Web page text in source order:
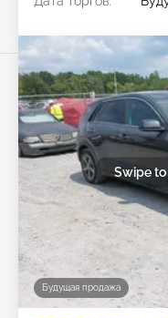
Будущая продажа
Swipe